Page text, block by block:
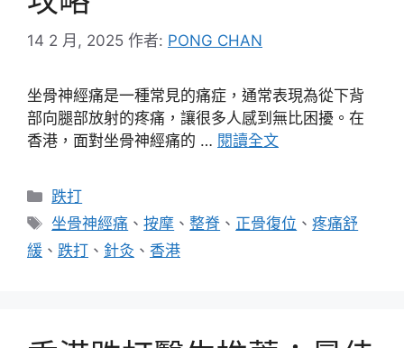
14 2 月, 2025 作者: PONG CHAN
坐骨神經痛是一種常見的痛症，通常表現為從下背
部向腿部放射的疼痛，讓很多人感到無比困擾。在
香港，面對坐骨神經痛的 … 閱讀全文
分
類
跌打
標
籤
坐骨神經痛 、按摩 、整脊 、 正骨復位 、疼痛舒
緩 、 跌打 、 針灸 、 香港